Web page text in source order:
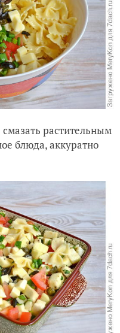
растительным
блюда, аккуратно